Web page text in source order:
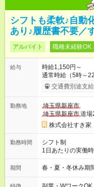
シフトも柔軟♪自動
あり♪履歴書不要／
アルバイト 職種未経験OK
給与
時給1,150円～
通常時給（5時～
1563円 高校生時給：1150円 【特別手当
00）時給+150円 【試用期間】試用期間あり 試用期間の長さ：1
30日（※条件変更
ただきます。 研修
交通費別途支
勤務地
埼玉県新座市
埼玉県新座市道場
株式会社すき家
勤務時間
シフト制
1日あたりの実働
2h～OK ＜シフト
後帯 14:00-18:00
ます♪
期間 春・夏・冬休み期